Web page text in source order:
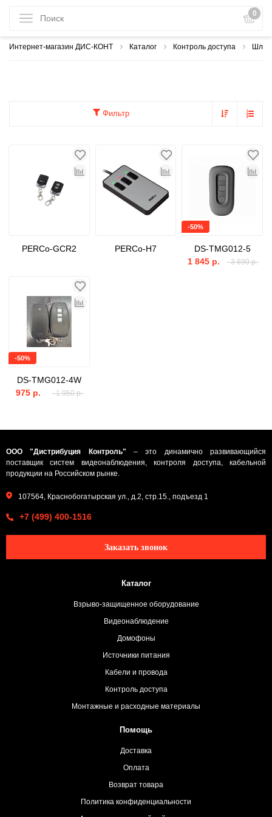
0
Интернет-магазин ДИС-КОНТ Каталог Контроль доступа
Фильтр
PERCo-GCR2 PERCo-H7
-50%
DS-TMG012-5
3 690 р.
1 845 р.
-50%
DS-TMG012-4W
1 950 р.
975 р.
ООО "Дистрибуция Контроль" – это динамично развивающийся
поставщик систем видеонаблюдения, контроля доступа, кабельной
продукции на Российском рынке.
107564, Краснобогатырская ул., д.2, стр.15., подъезд 1
+7 (499) 400-1516
Заказать звонок
Каталог
Взрыво-защищенное оборудование
Видеонаблюдение
Домофоны
Источники питания
Кабели и провода
Контроль доступа
Монтажные и расходные материалы
Помощь
Доставка
Оплата
Возврат товара
Политика конфиденциальности